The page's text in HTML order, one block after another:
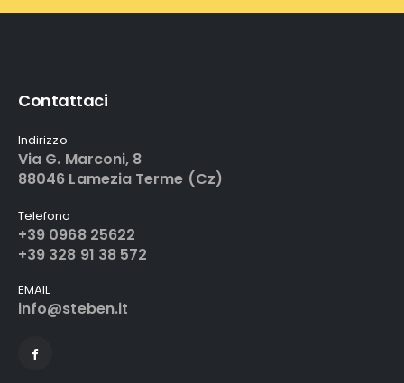
Contattaci
Indirizzo
Via G. Marconi, 8
88046 Lamezia Terme (Cz)
Telefono
+39 0968 25622
+39 328 91 38 572
EMAIL
info@steben.it